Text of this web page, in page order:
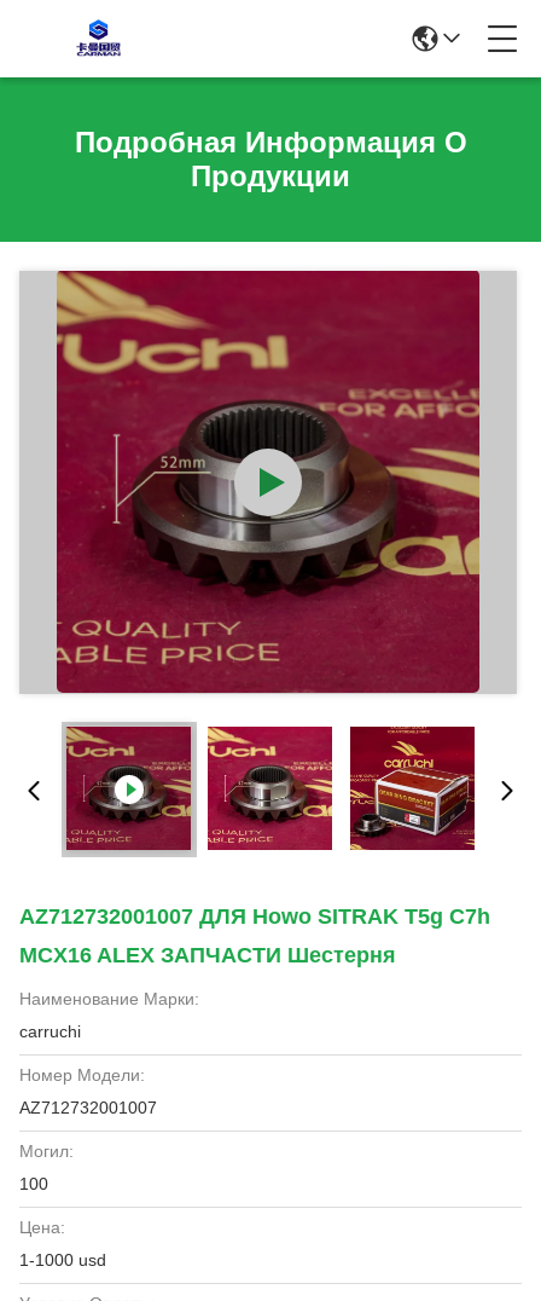
Подробная Информация О
Продукции
AZ712732001007 ДЛЯ Howo SITRAK T5g C7h
MCX16 ALEX ЗАПЧАСТИ Шестерня
Наименование Марки:
carruchi
Номер Модели:
AZ712732001007
Могил:
100
Цена:
1-1000 usd